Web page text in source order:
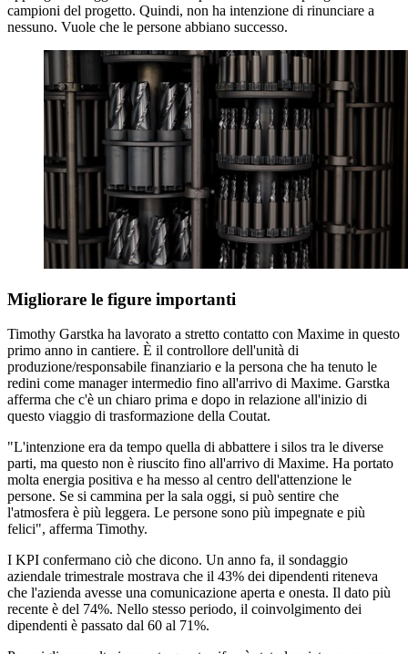
campioni del progetto. Quindi, non ha intenzione di rinunciare a
nessuno. Vuole che le persone abbiano successo.
Migliorare le figure importanti
Timothy Garstka ha lavorato a stretto contatto con Maxime in questo
primo anno in cantiere. È il controllore dell'unità di
produzione/responsabile finanziario e la persona che ha tenuto le
redini come manager intermedio fino all'arrivo di Maxime. Garstka
afferma che c'è un chiaro prima e dopo in relazione all'inizio di
questo viaggio di trasformazione della Coutat.
"L'intenzione era da tempo quella di abbattere i silos tra le diverse
parti, ma questo non è riuscito fino all'arrivo di Maxime. Ha portato
molta energia positiva e ha messo al centro dell'attenzione le
persone. Se si cammina per la sala oggi, si può sentire che
l'atmosfera è più leggera. Le persone sono più impegnate e più
felici", afferma Timothy.
I KPI confermano ciò che dicono. Un anno fa, il sondaggio
aziendale trimestrale mostrava che il 43% dei dipendenti riteneva
che l'azienda avesse una comunicazione aperta e onesta. Il dato più
recente è del 74%. Nello stesso periodo, il coinvolgimento dei
dipendenti è passato dal 60 al 71%.